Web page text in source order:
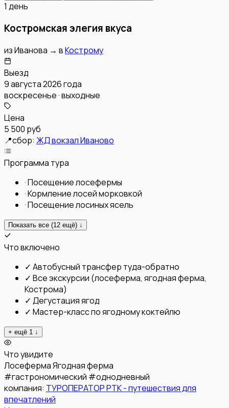
1 день
Костромская элегия вкуса
изИванова → вКострому
Выезд
9 августа 2026 года
воскресенье · выходные
Цена
5 500 руб
📍сбор: ЖД вокзал Иваново
Программа тура
·Посещение лосефермы
·Кормление лосей морковкой
·Посещение лосиных ясель
Показать все (12 ещё) ↓
Что включено
✓ Автобусный трансфер туда-обратно
✓ Все экскурсии (лосеферма, ягодная ферма,
Кострома)
✓ Дегустация ягод
✓ Мастер-класс по ягодному коктейлю
+ ещё 1 ↓
Что увидите
ЛосефермаЯгодная ферма
#гастрономический #однодневный
компания: ТУРОПЕРАТОР РТК - путешествия для
впечатлений